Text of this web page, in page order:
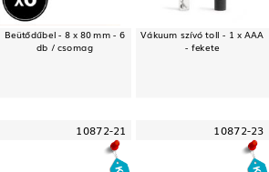
Beütődűbel - 8 x 80 mm - 6
db / csomag
Vákuum szívó toll - 1 x AAA
- fekete
10872-21 10872-23